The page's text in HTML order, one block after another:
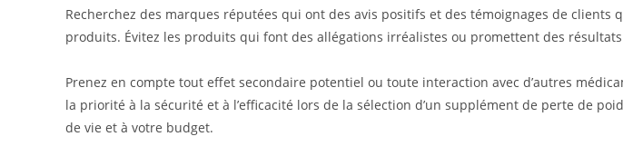
Recherchez des marques réputées qui ont des avis positifs et des témoignages de clients
produits. Évitez les produits qui font des allégations irréalistes ou promettent des
Prenez en compte tout effet secondaire potentiel ou toute interaction avec d’autres
la priorité à la sécurité et à l’efficacité lors de la sélection d’un supplément de perte de
de vie et à votre budget.